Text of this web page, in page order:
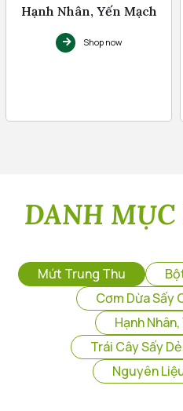
Hạnh Nhân, Yến Mạch
Shop now
DANH MỤC
Mứt Trung Thu
Cơm Dừa Sấy
Hạnh
Trái Cây Sấy
Nguyên